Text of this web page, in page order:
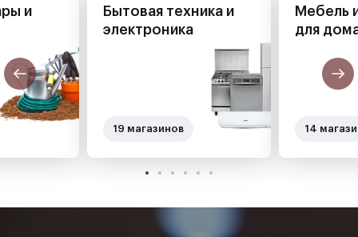
и
Бытовая техника и
электроника
Мебель
для